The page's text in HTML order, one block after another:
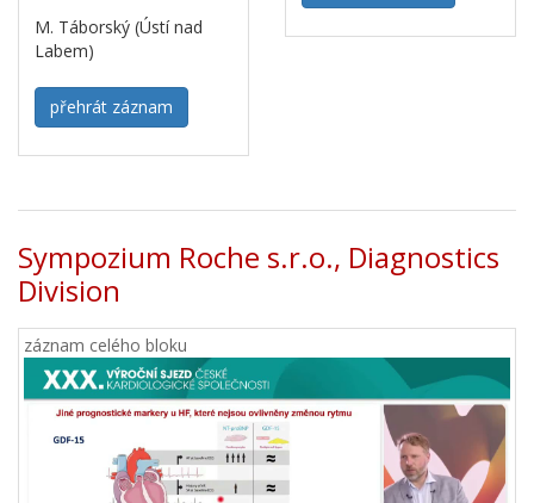
M. Táborský (Ústí nad
Labem)
přehrát záznam
Sympozium Roche s.r.o., Diagnostics
Division
záznam celého bloku